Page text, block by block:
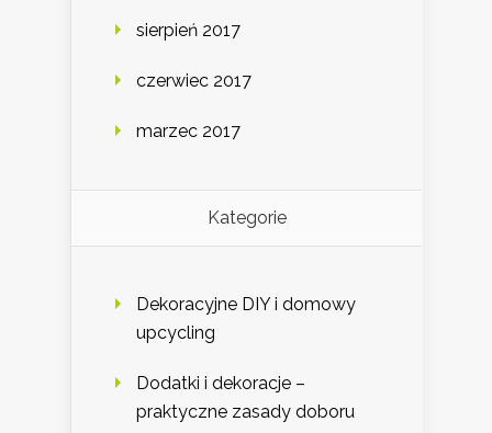
sierpień 2017
czerwiec 2017
marzec 2017
Kategorie
Dekoracyjne DIY i domowy
upcycling
Dodatki i dekoracje –
praktyczne zasady doboru